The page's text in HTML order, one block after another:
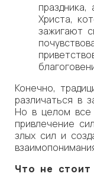
Христа,
зажигают
Конечно,
различаться в
Но в целом все
привлечение
злых сил и
Что не стоит